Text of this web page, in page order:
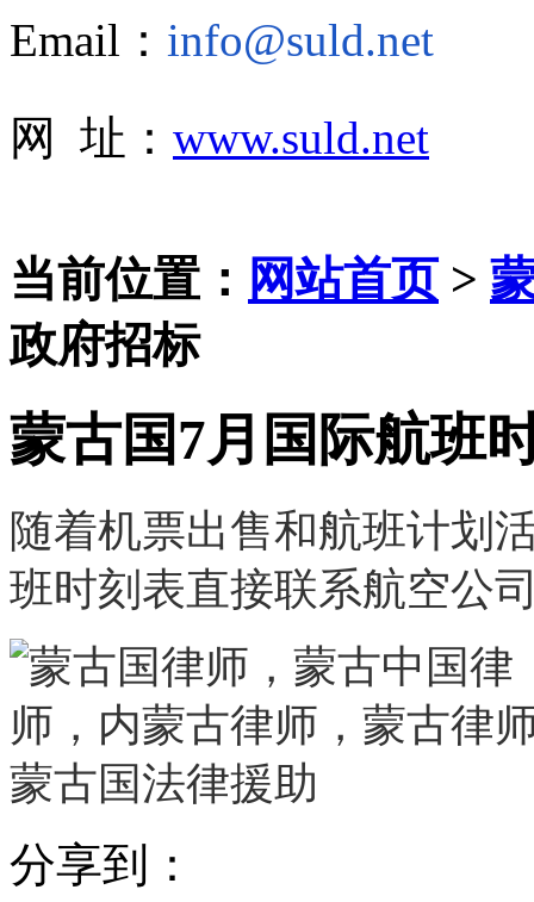
Email： info@suld.net
网 址： www.suld.net
当前位置： 网站首页>
政府招标
蒙古国7月国际航班
随着机票出售和航班计划
班时刻表直接联系航空公
分享到：